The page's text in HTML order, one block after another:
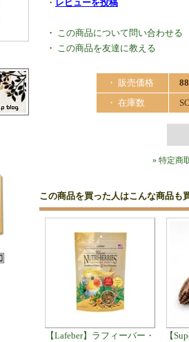
・ レビューを投稿
・ この商品について問い合わせる
・ この商品を友達に教える
・ 販売価格
・ 在庫数
» 特定商
この商品を買った人はこんな商品も
【Lafeber】ラフィーバー・
【